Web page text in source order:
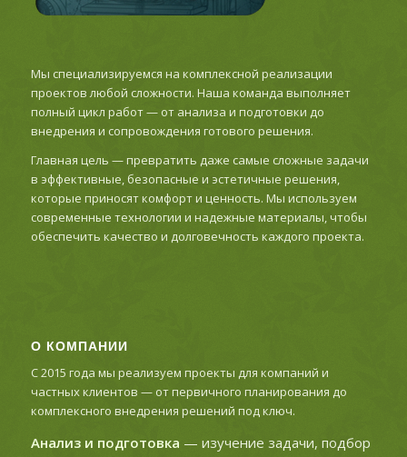
Мы специализируемся на комплексной реализации
проектов любой сложности. Наша команда выполняет
полный цикл работ — от анализа и подготовки до
внедрения и сопровождения готового решения.
Главная цель — превратить даже самые сложные задачи
в эффективные, безопасные и эстетичные решения,
которые приносят комфорт и ценность. Мы используем
современные технологии и надежные материалы, чтобы
обеспечить качество и долговечность каждого проекта.
О КОМПАНИИ
С 2015 года мы реализуем проекты для компаний и
частных клиентов — от первичного планирования до
комплексного внедрения решений под ключ.
Анализ и подготовка — изучение задачи, подбор